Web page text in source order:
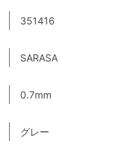
351416
SARASA
0.7mm
グレー